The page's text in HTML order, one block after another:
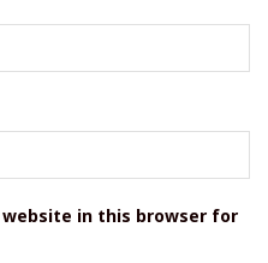
website in this browser for